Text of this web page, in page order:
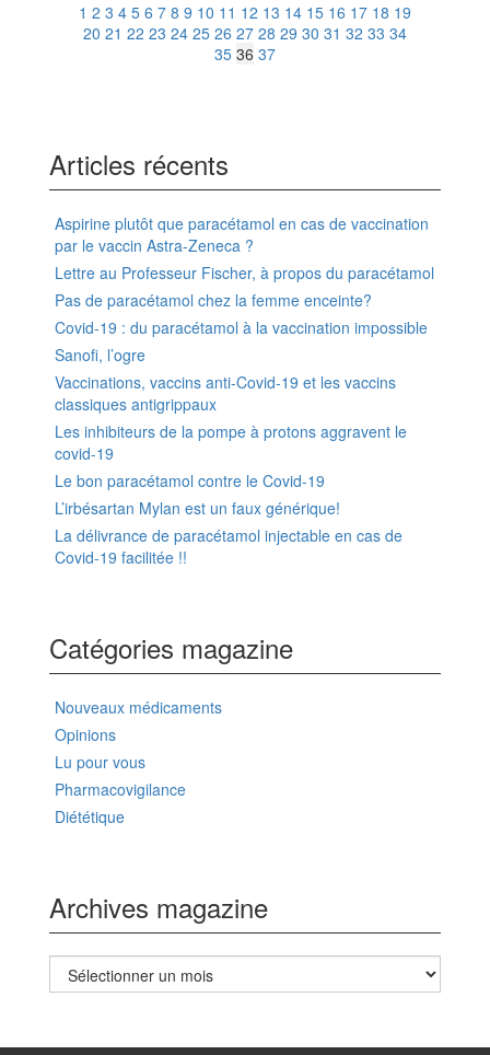
1 2 3 4 5 6 7 8 9 10 11 12 13 14 15 16 17 18 19
20 21 22 23 24 25 26 27 28 29 30 31 32 33 34
35 36 37
Articles récents
Aspirine plutôt que paracétamol en cas de vaccination
par le vaccin Astra-Zeneca ?
Lettre au Professeur Fischer, à propos du paracétamol
Pas de paracétamol chez la femme enceinte?
Covid-19 : du paracétamol à la vaccination impossible
Sanofi, l’ogre
Vaccinations, vaccins anti-Covid-19 et les vaccins
classiques antigrippaux
Les inhibiteurs de la pompe à protons aggravent le
covid-19
Le bon paracétamol contre le Covid-19
L’irbésartan Mylan est un faux générique!
La délivrance de paracétamol injectable en cas de
Covid-19 facilitée !!
Catégories magazine
Nouveaux médicaments
Opinions
Lu pour vous
Pharmacovigilance
Diététique
Archives magazine
Archives
magazine